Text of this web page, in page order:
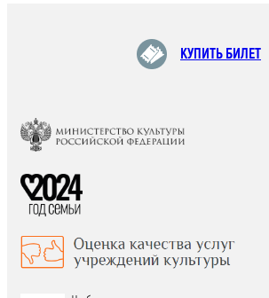
КУПИТЬ БИЛЕТ